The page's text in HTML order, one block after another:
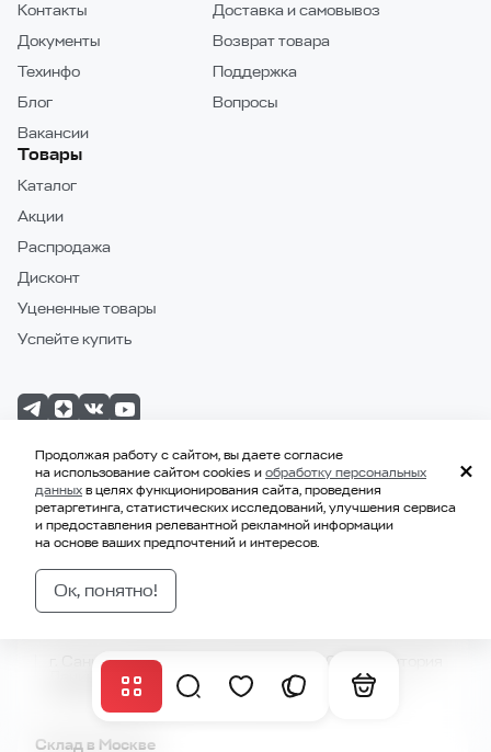
Контакты
Документы
Техинфо
Блог
Вакансии
Доставка и самовывоз
Возврат товара
Поддержка
Вопросы
Товары
Каталог
Акции
Распродажа
Дисконт
Уцененные товары
Успейте купить
IT Шоурум в Санкт-Петербурге
г. Санкт-Петербург, Коломяжский пр.10Э (территория
Ленинградского Северного Завода)
Сб. —Вс.: выходной
г. Санкт-Петербург, Коломяжский пр.10Э (территория
Ленинградского Северного Завода)
Время выдачи заказов: с 12:00 до 17:00 (пн-пт)
Склад в Москве
Продолжая работу с сайтом, вы даете согласие
на использование сайтом cookies иобработку персональных
данныхв целях функционирования сайта, проведения
ретаргетинга, статистических исследований, улучшения сервиса
и предоставления релевантной рекламной информации
на основе ваших предпочтений и интересов.
Ок, понятно!